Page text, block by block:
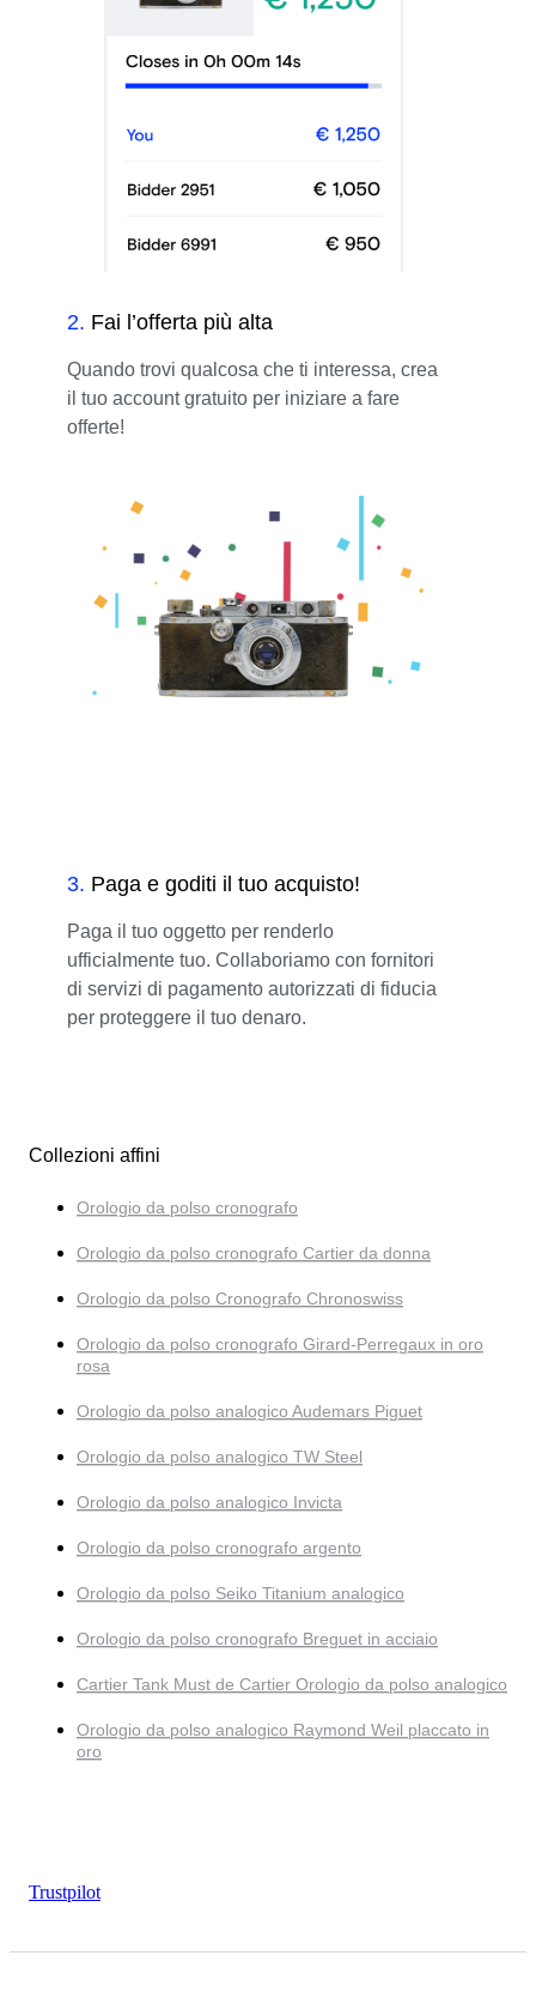
2. Fai l’offerta più alta
Quando trovi qualcosa che ti interessa, crea
il tuo account gratuito per iniziare a fare
offerte!
3. Paga e goditi il tuo acquisto!
Paga il tuo oggetto per renderlo
ufficialmente tuo. Collaboriamo con fornitori
di servizi di pagamento autorizzati di fiducia
per proteggere il tuo denaro.
Collezioni affini
Orologio da polso cronografo
Orologio da polso cronografo Cartier da donna
Orologio da polso Cronografo Chronoswiss
Orologio da polso cronografo Girard-Perregaux in oro
rosa
Orologio da polso analogico Audemars Piguet
Orologio da polso analogico TW Steel
Orologio da polso analogico Invicta
Orologio da polso cronografo argento
Orologio da polso Seiko Titanium analogico
Orologio da polso cronografo Breguet in acciaio
Cartier Tank Must de Cartier Orologio da polso analogico
Orologio da polso analogico Raymond Weil placcato in
oro
Trustpilot